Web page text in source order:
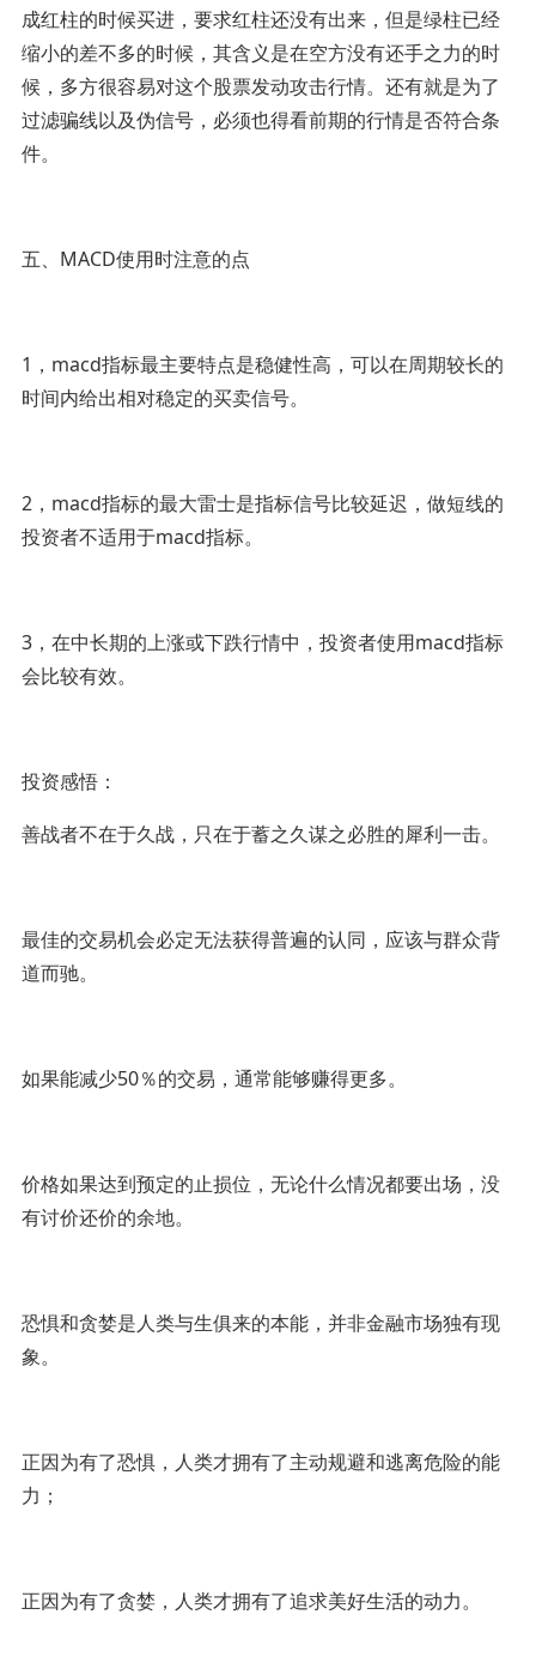
成红柱的时候买进，要求红柱还没有出来，但是绿柱已经
缩小的差不多的时候，其含义是在空方没有还手之力的时
候，多方很容易对这个股票发动攻击行情。还有就是为了
过滤骗线以及伪信号，必须也得看前期的行情是否符合条
件。
五、MACD使用时注意的点
1，macd指标最主要特点是稳健性高，可以在周期较长的
时间内给出相对稳定的买卖信号。
2，macd指标的最大雷士是指标信号比较延迟，做短线的
投资者不适用于macd指标。
3，在中长期的上涨或下跌行情中，投资者使用macd指标
会比较有效。
投资感悟：
善战者不在于久战，只在于蓄之久谋之必胜的犀利一击。
最佳的交易机会必定无法获得普遍的认同，应该与群众背
道而驰。
如果能减少50％的交易，通常能够赚得更多。
价格如果达到预定的止损位，无论什么情况都要出场，没
有讨价还价的余地。
恐惧和贪婪是人类与生俱来的本能，并非金融市场独有现
象。
正因为有了恐惧，人类才拥有了主动规避和逃离危险的能
力；
正因为有了贪婪，人类才拥有了追求美好生活的动力。